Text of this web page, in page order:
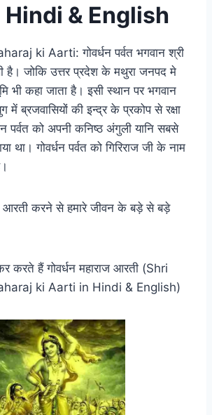
& English
ki Aarti: गोवर्धन पर्वत भगवान श्री
है। जोकि उत्तर प्रदेश के मथुरा जनपद मे
भी कहा जाता है। इसी स्थान पर भगवान
में ब्रजवासियों की इन्द्र के प्रकोप से रक्षा
पर्वत को अपनी कनिष्ठ अंगुली यानि सबसे
था। गोवर्धन पर्वत को गिरिराज जी के नाम
आरती करने से हमारे जीवन के बड़े से बड़े
करते हैं गोवर्धन महाराज आरती (Shri
ki Aarti in Hindi & English)